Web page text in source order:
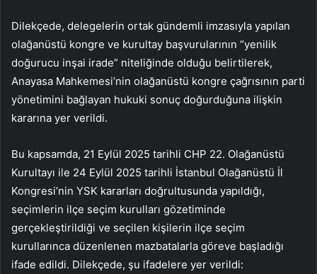
Dilekçede, delegelerin ortak gündemli imzasıyla yapılan
olağanüstü kongre ve kurultay başvurularının “yenilik
doğurucu inşai irade” niteliğinde olduğu belirtilerek,
Anayasa Mahkemesi’nin olağanüstü kongre çağrısının parti
yönetimini bağlayan hukuki sonuç doğurduğuna ilişkin
kararına yer verildi.
Bu kapsamda, 21 Eylül 2025 tarihli CHP 22. Olağanüstü
Kurultayı ile 24 Eylül 2025 tarihli İstanbul Olağanüstü İl
Kongresi’nin YSK kararları doğrultusunda yapıldığı,
seçimlerin ilçe seçim kurulları gözetiminde
gerçekleştirildiği ve seçilen kişilerin ilçe seçim
kurullarınca düzenlenen mazbatalarla göreve başladığı
ifade edildi. Dilekçede, şu ifadelere yer verildi: